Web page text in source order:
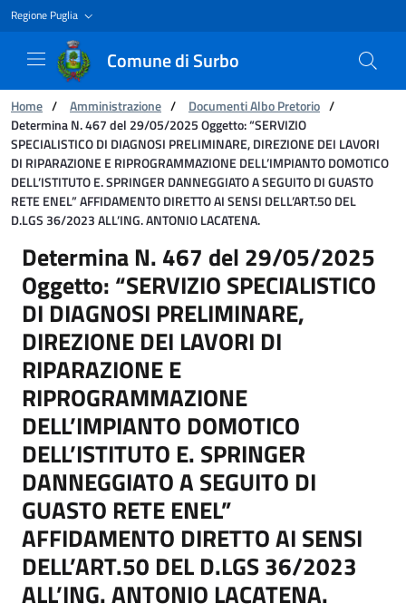
Regione Puglia
Comune di Surbo
Ti trovi in:
Home / Amministrazione / Documenti Albo Pretorio /
Determina N. 467 del 29/05/2025 Oggetto: “SERVIZIO
SPECIALISTICO DI DIAGNOSI PRELIMINARE, DIREZIONE DEI LAVORI
DI RIPARAZIONE E RIPROGRAMMAZIONE DELL’IMPIANTO DOMOTICO
DELL’ISTITUTO E. SPRINGER DANNEGGIATO A SEGUITO DI GUASTO
RETE ENEL” AFFIDAMENTO DIRETTO AI SENSI DELL’ART.50 DEL
D.LGS 36/2023 ALL’ING. ANTONIO LACATENA.
Determina N. 467 del 29/05/2025 Oggetto:
Determina N. 467 del 29/05/2025
Oggetto: “SERVIZIO SPECIALISTICO
DI DIAGNOSI PRELIMINARE,
DIREZIONE DEI LAVORI DI
RIPARAZIONE E
RIPROGRAMMAZIONE
DELL’IMPIANTO DOMOTICO
DELL’ISTITUTO E. SPRINGER
DANNEGGIATO A SEGUITO DI
GUASTO RETE ENEL”
AFFIDAMENTO DIRETTO AI SENSI
DELL’ART.50 DEL D.LGS 36/2023
ALL’ING. ANTONIO LACATENA.